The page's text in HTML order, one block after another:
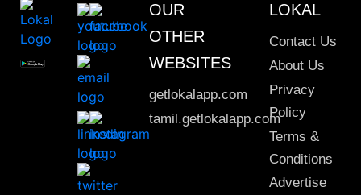
OUR
OTHER
WEBSITES
getlokalapp.com
tamil.getlokalapp.com
LOKAL
Contact Us
About Us
Privacy
Policy
Terms &
Conditions
Advertise